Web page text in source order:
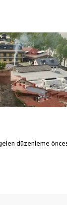
gelen düzenleme